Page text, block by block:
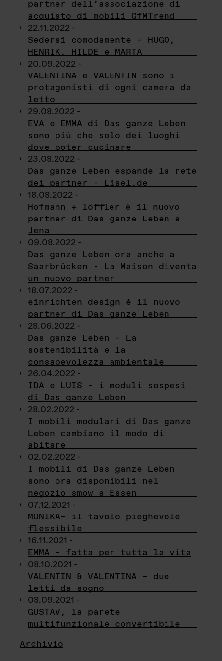
partner dell’associazione di
acquisto di mobili GfMTrend
22.11.2022 -
Sedersi comodamente – HUGO,
HENRIK, HILDE e MARTA
20.09.2022 -
VALENTINA e VALENTIN sono i
protagonisti di ogni camera da
letto
29.08.2022 -
EVA e EMMA di Das ganze Leben
sono più che solo dei luoghi
dove poter cucinare
23.08.2022 -
Das ganze Leben espande la rete
dei partner - Lisel.de
18.08.2022 -
Hofmann + löffler è il nuovo
partner di Das ganze Leben a
Jena
09.08.2022 -
Das ganze Leben ora anche a
Saarbrücken - La Maison diventa
un nuovo partner
18.07.2022 -
einrichten design è il nuovo
partner di Das ganze Leben
28.06.2022 -
Das ganze Leben - La
sostenibilità e la
consapevolezza ambientale
26.04.2022 -
IDA e LUIS - i moduli sospesi
di Das ganze Leben
28.02.2022 -
I mobili modulari di Das ganze
Leben cambiano il modo di
abitare
02.02.2022 -
I mobili di Das ganze Leben
sono ora disponibili nel
negozio smow a Essen
07.12.2021 -
MONIKA– il tavolo pieghevole
flessibile
16.11.2021 -
EMMA – fatta per tutta la vita
08.10.2021 -
VALENTIN & VALENTINA – due
letti da sogno
08.09.2021 -
GUSTAV, la parete
multifunzionale convertibile
Archivio